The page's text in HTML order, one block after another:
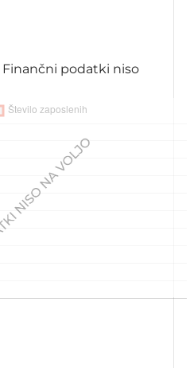
Finančni podatki niso